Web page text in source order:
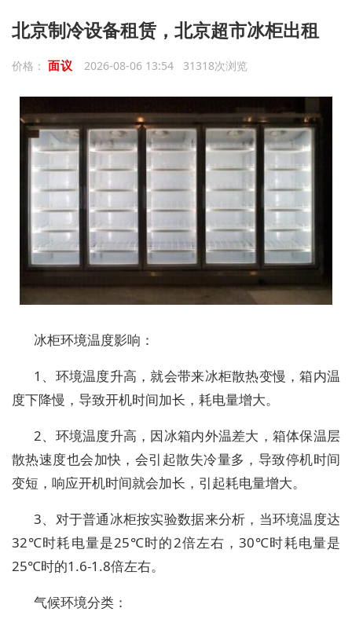
北京制冷设备租赁，北京超市冰柜出租
价格： 面议 2026-08-06 13:54 31318次浏览
冰柜环境温度影响：
1、环境温度升高，就会带来冰柜散热变慢，箱内温
度下降慢，导致开机时间加长，耗电量增大。
2、环境温度升高，因冰箱内外温差大，箱体保温层
散热速度也会加快，会引起散失冷量多，导致停机时间
变短，响应开机时间就会加长，引起耗电量增大。
3、对于普通冰柜按实验数据来分析，当环境温度达
32℃时耗电量是25℃时的2倍左右，30℃时耗电量是
25℃时的1.6-1.8倍左右。
气候环境分类：